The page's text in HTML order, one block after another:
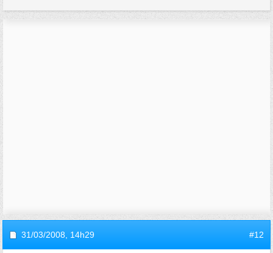
31/03/2008, 14h29 #12